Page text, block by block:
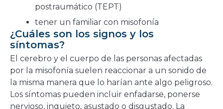
postraumático (TEPT)
tener un familiar con misofonía
¿Cuáles son los signos y los
síntomas?
El cerebro y el cuerpo de las personas afectadas
por la misofonía suelen reaccionar a un sonido de
la misma manera que lo harían ante algo peligroso.
Los síntomas pueden incluir enfadarse, ponerse
nervioso, inquieto, asustado o disgustado. La